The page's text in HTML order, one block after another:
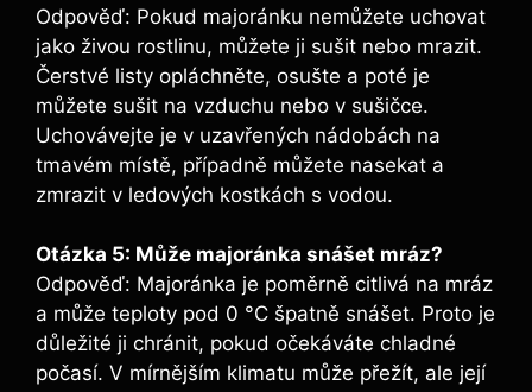
Odpověď: Pokud majoránku nemůžete uchovat
jako živou rostlinu, můžete ji sušit nebo mrazit.
Čerstvé listy opláchněte, osušte a poté je
můžete sušit na vzduchu nebo v sušičce.
Uchovávejte je v uzavřených nádobách na
tmavém místě, případně můžete nasekat a
zmrazit v ledových kostkách s vodou.
Otázka 5: Může majoránka snášet mráz?
Odpověď: Majoránka je poměrně citlivá na mráz
a může teploty pod 0 °C špatně snášet. Proto je
důležité ji chránit, pokud očekáváte chladné
počasí. V mírnějším klimatu může přežít, ale její